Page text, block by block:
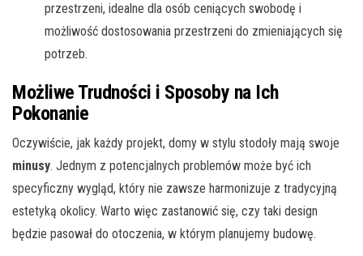
przestrzeni, idealne dla osób ceniących swobodę i
możliwość dostosowania przestrzeni do zmieniających się
potrzeb.
Możliwe Trudności i Sposoby na Ich
Pokonanie
Oczywiście, jak każdy projekt, domy w stylu stodoły mają swoje
minusy. Jednym z potencjalnych problemów może być ich
specyficzny wygląd, który nie zawsze harmonizuje z tradycyjną
estetyką okolicy. Warto więc zastanowić się, czy taki design
będzie pasował do otoczenia, w którym planujemy budowę.